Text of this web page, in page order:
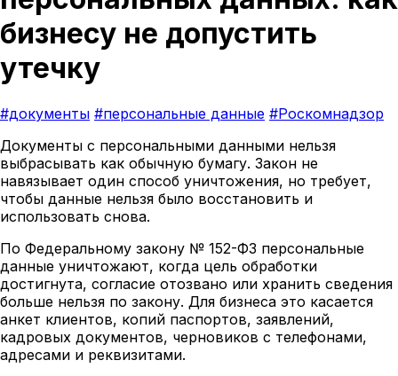
бизнесу не допустить
утечку
#документы #персональные данные #Роскомнадзор
Документы с персональными данными нельзя
выбрасывать как обычную бумагу. Закон не
навязывает один способ уничтожения, но требует,
чтобы данные нельзя было восстановить и
использовать снова.
По Федеральному закону № 152-ФЗ персональные
данные уничтожают, когда цель обработки
достигнута, согласие отозвано или хранить сведения
больше нельзя по закону. Для бизнеса это касается
анкет клиентов, копий паспортов, заявлений,
кадровых документов, черновиков с телефонами,
адресами и реквизитами.